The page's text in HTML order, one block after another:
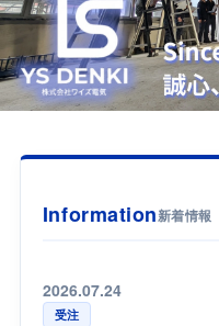
Information新着情報
2026.07.24
受注